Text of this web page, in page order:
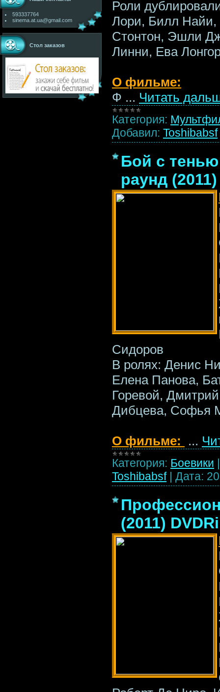
593337764
sinema.at.ua@gmail.com
Стол заказов
Роли
Лори, Билл
Стонтон, Эшли
Линни, Ева
О фильме:
Ф ... Читать
Категория:
Добавил: Toshibabsf
Бой с
раунд
Сидоров
В ролях: Денис
Елена Панова,
Горевой,
Дибцева, Софья
О фильме: ...
Категория: Боевики
Toshibabsf | Дата:
(2011)